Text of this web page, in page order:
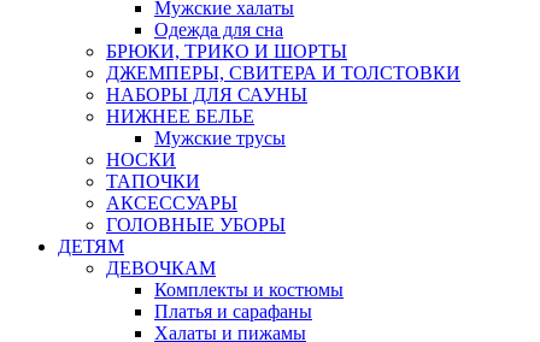
Мужские халаты
Одежда для сна
БРЮКИ, ТРИКО И ШОРТЫ
ДЖЕМПЕРЫ, СВИТЕРА И ТОЛСТОВКИ
НАБОРЫ ДЛЯ САУНЫ
НИЖНЕЕ БЕЛЬЕ
Мужские трусы
НОСКИ
ТАПОЧКИ
АКСЕССУАРЫ
ГОЛОВНЫЕ УБОРЫ
ДЕТЯМ
ДЕВОЧКАМ
Комплекты и костюмы
Платья и сарафаны
Халаты и пижамы